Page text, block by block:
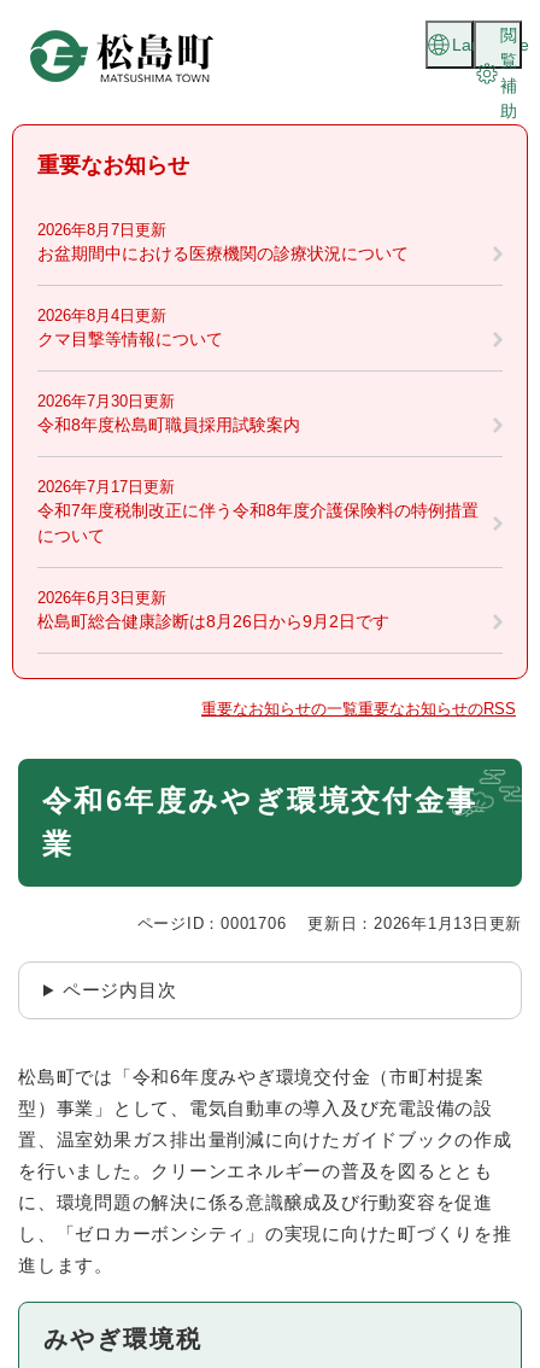
頭
閲
覧
補
助
Language
重要なお知らせ
2026年8月7日更新
お盆期間中における医療機関の診療状況について
2026年8月4日更新
クマ目撃等情報について
2026年7月30日更新
令和8年度松島町職員採用試験案内
2026年7月17日更新
令和7年度税制改正に伴う令和8年度介護保険料の特例措置
について
2026年6月3日更新
松島町総合健康診断は8月26日から9月2日です
重要なお知らせの一覧重要なお知らせのRSS
本
令和6年度みやぎ環境交付金事
業
ページID：0001706 更新日：2026年1月13日更新
ページ内目次
松島町では「令和6年度みやぎ環境交付金（市町村提案
型）事業」として、電気自動車の導入及び充電設備の設
置、温室効果ガス排出量削減に向けたガイドブックの作成
を行いました。クリーンエネルギーの普及を図るととも
に、環境問題の解決に係る意識醸成及び行動変容を促進
し、「ゼロカーボンシティ」の実現に向けた町づくりを推
進します。
みやぎ環境税